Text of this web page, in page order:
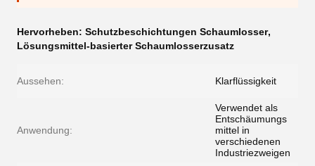
Hervorheben: Schutzbeschichtungen Schaumlosser,
Lösungsmittel-basierter Schaumlosserzusatz
Aussehen: Klarflüssigkeit
Anwendung:
Verwendet als
Entschäumungs
mittel in
verschiedenen
Industriezweigen